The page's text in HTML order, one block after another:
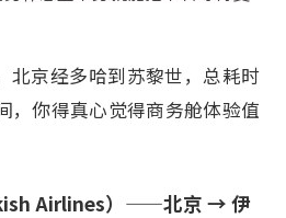
北京经多哈到苏黎世，总耗时
，你得真心觉得商务舱体验值
Airlines）——北京 → 伊